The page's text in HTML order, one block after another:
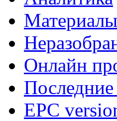
Материалы
Онлайн
EPC